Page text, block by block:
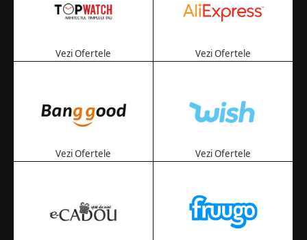
Vezi Ofertele Vezi Ofertele
Vezi Ofertele Vezi Ofertele